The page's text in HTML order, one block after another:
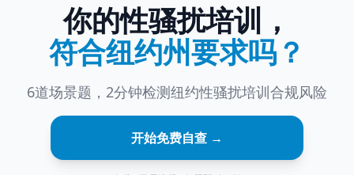
你的性骚扰培训，
符合纽约州要求吗？
6道场景题，2分钟检测纽约性骚扰培训合规风险
开始免费自查 →